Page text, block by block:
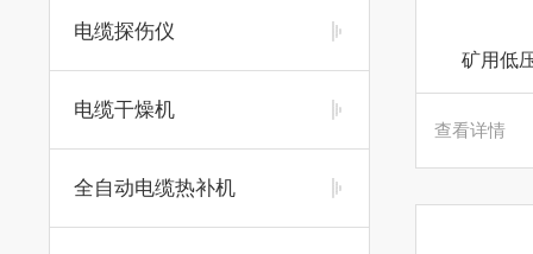
电缆探伤仪
电缆干燥机
全自动电缆热补机
矿用低
查看详情